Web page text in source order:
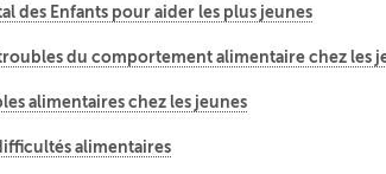
des Enfants pour aider les plus jeunes
du comportement alimentaire chez les
alimentaires chez les jeunes
alimentaires